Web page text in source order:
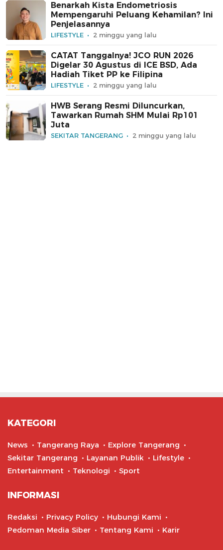
Benarkah Kista Endometriosis
Mempengaruhi Peluang Kehamilan? Ini
Penjelasannya
LIFESTYLE 2 minggu yang lalu
CATAT Tanggalnya! JCO RUN 2026
Digelar 30 Agustus di ICE BSD, Ada
Hadiah Tiket PP ke Filipina
LIFESTYLE 2 minggu yang lalu
HWB Serang Resmi Diluncurkan,
Tawarkan Rumah SHM Mulai Rp101
Juta
SEKITAR TANGERANG 2 minggu yang lalu
KATEGORI
News Tangerang Raya
Explore Tangerang
Sekitar Tangerang
Layanan Publik
Lifestyle
Entertainment
Teknologi Sport
INFORMASI
Redaksi Privacy Policy
Hubungi Kami
Pedoman Media Siber
Tentang Kami Karir